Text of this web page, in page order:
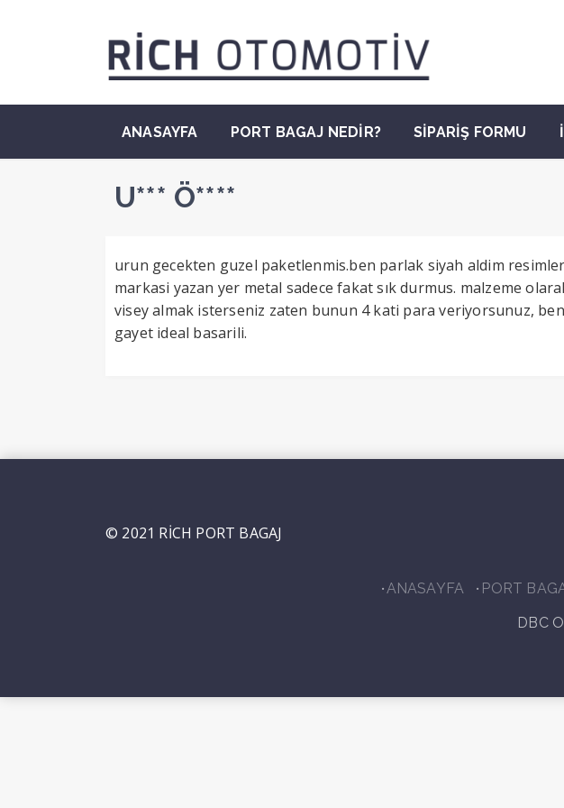
ANASAYFA PORT BAGAJ NEDİR? SİPARİŞ FORMU
U*** Ö****
urun gecekten guzel paketlenmis.ben parlak siyah aldim
markasi yazan yer metal sadece fakat sık durmus. malzeme
visey almak isterseniz zaten bunun 4 kati para veriyorsunuz,
gayet ideal basarili.
© 2021 RİCH PORT BAGAJ
ANASAYFA PORT
DBC